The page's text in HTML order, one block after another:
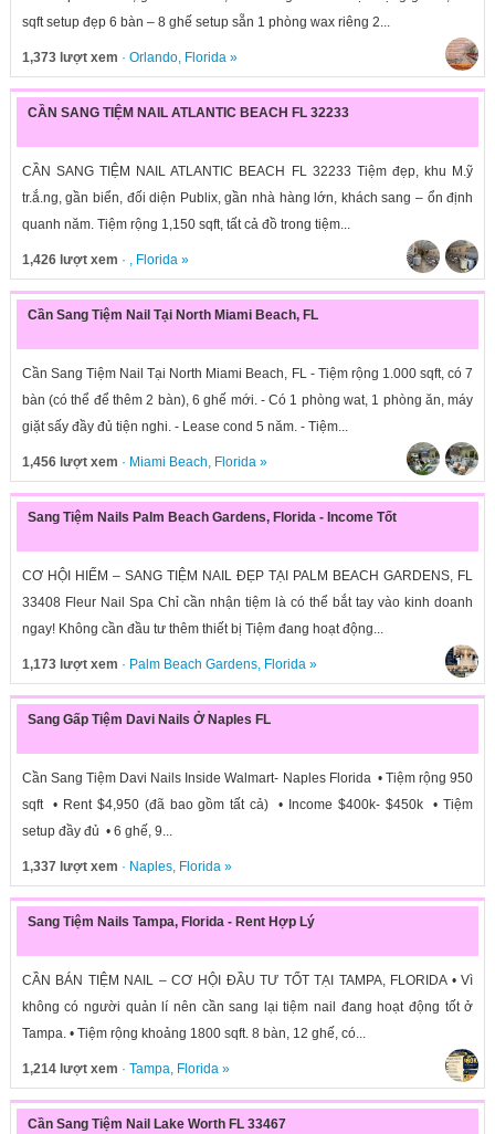
sqft setup đẹp 6 bàn – 8 ghế setup sẵn 1 phòng wax riêng 2...
1,373 lượt xem · Orlando, Florida»
CẦN SANG TIỆM NAIL ATLANTIC BEACH FL 32233
CẦN SANG TIỆM NAIL ATLANTIC BEACH FL 32233 Tiệm đẹp, khu M.ỹ
tr.ắ.ng, gần biển, đối diện Publix, gần nhà hàng lớn, khách sang – ổn định
quanh năm. Tiệm rộng 1,150 sqft, tất cả đồ trong tiệm...
1,426 lượt xem · , Florida»
Cần Sang Tiệm Nail Tại North Miami Beach, FL
Cần Sang Tiệm Nail Tại North Miami Beach, FL - Tiệm rộng 1.000 sqft, có 7
bàn (có thể để thêm 2 bàn), 6 ghế mới. - Có 1 phòng wat, 1 phòng ăn, máy
giặt sấy đầy đủ tiện nghi. - Lease cond 5 năm. - Tiệm...
1,456 lượt xem · Miami Beach, Florida»
Sang Tiệm Nails Palm Beach Gardens, Florida - Income Tốt
CƠ HỘI HIẾM – SANG TIỆM NAIL ĐẸP TẠI PALM BEACH GARDENS, FL
33408 Fleur Nail Spa Chỉ cần nhận tiệm là có thể bắt tay vào kinh doanh
ngay! Không cần đầu tư thêm thiết bị Tiệm đang hoạt động...
1,173 lượt xem · Palm Beach Gardens, Florida»
Sang Gấp Tiệm Davi Nails Ở Naples FL
Cần Sang Tiệm Davi Nails Inside Walmart- Naples Florida • Tiệm rộng 950
sqft • Rent $4,950 (đã bao gồm tất cả) • Income $400k- $450k • Tiệm
setup đầy đủ • 6 ghế, 9...
1,337 lượt xem · Naples, Florida»
Sang Tiệm Nails Tampa, Florida - Rent Hợp Lý
CẦN BÁN TIỆM NAIL – CƠ HỘI ĐẦU TƯ TỐT TẠI TAMPA, FLORIDA • Vì
không có người quản lí nên cần sang lại tiệm nail đang hoạt động tốt ở
Tampa. • Tiệm rộng khoảng 1800 sqft. 8 bàn, 12 ghế, có...
1,214 lượt xem · Tampa, Florida»
Cần Sang Tiệm Nail Lake Worth FL 33467